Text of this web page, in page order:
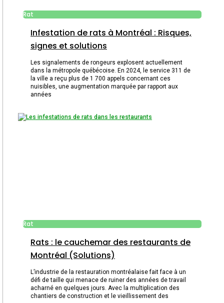
Rat
Infestation de rats à Montréal : Risques,
signes et solutions
Les signalements de rongeurs explosent actuellement
dans la métropole québécoise. En 2024, le service 311 de
la ville a reçu plus de 1 700 appels concernant ces
nuisibles, une augmentation marquée par rapport aux
années
Rat
Rats : le cauchemar des restaurants de
Montréal (Solutions)
L’industrie de la restauration montréalaise fait face à un
défi de taille qui menace de ruiner des années de travail
acharné en quelques jours. Avec la multiplication des
chantiers de construction et le vieillissement des